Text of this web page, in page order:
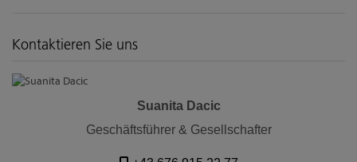
Kontaktieren Sie uns
Suanita Dacic
Geschäftsführer & Gesellschafter